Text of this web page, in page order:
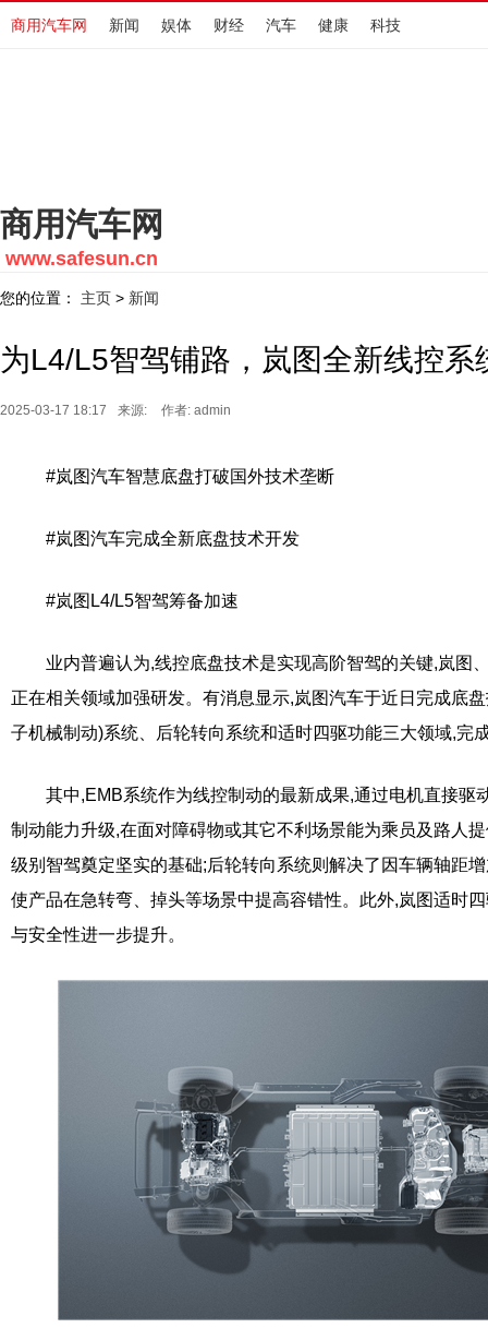
商用汽车网 新闻 娱体 财经 汽车 健康 科技
商用汽车网
www.safesun.cn
您的位置： 主页 > 新闻
为L4/L5智驾铺路，岚图全新线控系
2025-03-17 18:17 来源: 作者: admin
#岚图汽车智慧底盘打破国外技术垄断
#岚图汽车完成全新底盘技术开发
#岚图L4/L5智驾筹备加速
业内普遍认为,线控底盘技术是实现高阶智驾的关键,岚图
正在相关领域加强研发。有消息显示,岚图汽车于近日完成底
子机械制动)系统、后轮转向系统和适时四驱功能三大领域,完
其中,EMB系统作为线控制动的最新成果,通过电机直接驱
制动能力升级,在面对障碍物或其它不利场景能为乘员及路人
级别智驾奠定坚实的基础;后轮转向系统则解决了因车辆轴距
使产品在急转弯、掉头等场景中提高容错性。此外,岚图适时
与安全性进一步提升。